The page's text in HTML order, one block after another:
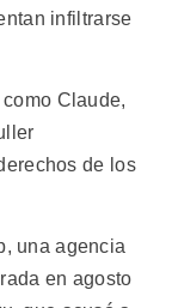
infiltrarse
Claude,
de los
una agencia
en agosto